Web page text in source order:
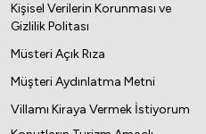
Kişisel Verilerin Korunması ve
Gizlilik Politası
Müsteri Açık Rıza
Müşteri Aydınlatma Metni
Villamı Kiraya Vermek İstiyorum